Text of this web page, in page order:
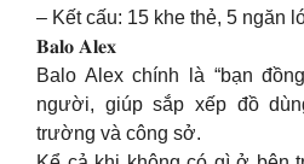
– Kết cấu: 15 khe thẻ, 5 ngăn
𝐁𝐚𝐥𝐨 𝐀𝐥𝐞𝐱
Balo Alex chính là “bạn
người, giúp sắp xếp đồ
trường và công sở.